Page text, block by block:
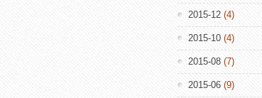
2015-12 (4)
2015-10 (4)
2015-08 (7)
2015-06 (9)